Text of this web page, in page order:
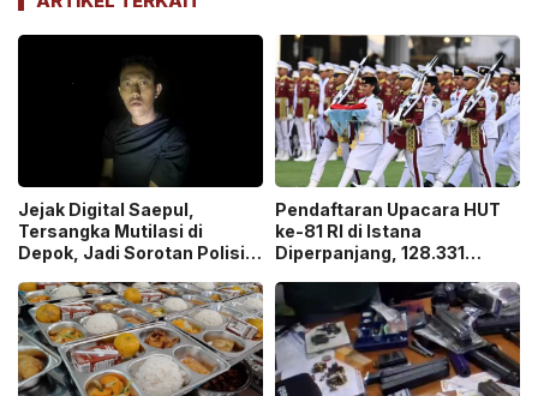
Jejak Digital Saepul,
Tersangka Mutilasi di
Depok, Jadi Sorotan Polisi
Pendaftaran Upacara HUT
ke-81 RI di Istana
Diperpanjang, 128.331
Ticket”